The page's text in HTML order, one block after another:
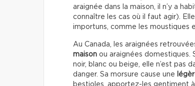
araignée dans la maison, il n’y a
connaître les cas où il faut agir).
importuns, comme les moustiques
Au Canada, les araignées
maison ou araignées domestiques.
noir, blanc ou beige, elle n’est pas
danger. Sa morsure cause une